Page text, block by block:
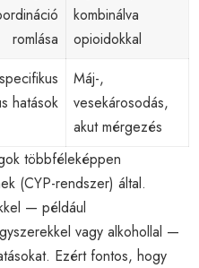
romlása
kombinálva
opioidokkal
hatások
Máj-,
vesekárosodás,
akut mérgezés
többféleképpen
(CYP-rendszer) által.
— például
vagy alkohollal —
Ezért fontos, hogy